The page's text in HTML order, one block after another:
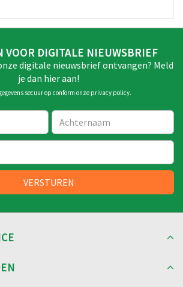
VOOR DIGITALE NIEUWSBRIEF
digitale nieuwsbrief ontvangen? Meld
je dan hier aan!
secuur op conform onze privacy policy.